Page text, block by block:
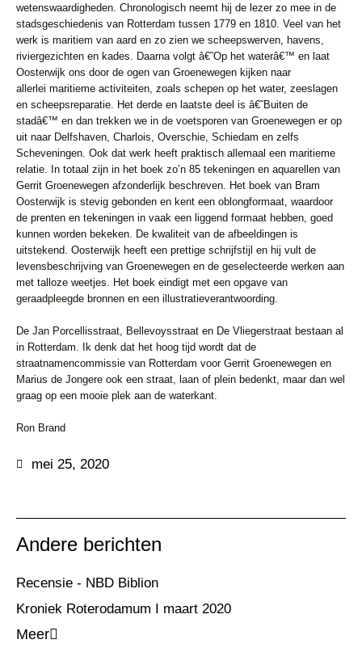
wetenswaardigheden. Chronologisch neemt hij de lezer zo mee in de
stadsgeschiedenis van Rotterdam tussen 1779 en 1810. Veel van het
werk is maritiem van aard en zo zien we scheepswerven, havens,
riviergezichten en kades. Daarna volgt â€˜Op het waterâ€™ en laat
Oosterwijk ons door de ogen van Groenewegen kijken naar
allerlei maritieme activiteiten, zoals schepen op het water, zeeslagen
en scheepsreparatie. Het derde en laatste deel is â€˜Buiten de
stadâ€™ en dan trekken we in de voetsporen van Groenewegen er op
uit naar Delfshaven, Charlois, Overschie, Schiedam en zelfs
Scheveningen. Ook dat werk heeft praktisch allemaal een maritieme
relatie. In totaal zijn in het boek zo’n 85 tekeningen en aquarellen van
Gerrit Groenewegen afzonderlijk beschreven. Het boek van Bram
Oosterwijk is stevig gebonden en kent een oblongformaat, waardoor
de prenten en tekeningen in vaak een liggend formaat hebben, goed
kunnen worden bekeken. De kwaliteit van de afbeeldingen is
uitstekend. Oosterwijk heeft een prettige schrijfstijl en hij vult de
levensbeschrijving van Groenewegen en de geselecteerde werken aan
met talloze weetjes. Het boek eindigt met een opgave van
geraadpleegde bronnen en een illustratieverantwoording.
De Jan Porcellisstraat, Bellevoysstraat en De Vliegerstraat bestaan al
in Rotterdam. Ik denk dat het hoog tijd wordt dat de
straatnamencommissie van Rotterdam voor Gerrit Groenewegen en
Marius de Jongere ook een straat, laan of plein bedenkt, maar dan wel
graag op een mooie plek aan de waterkant.
Ron Brand
mei 25, 2020
Andere berichten
Recensie - NBD Biblion
Kroniek Roterodamum I maart 2020
Meer